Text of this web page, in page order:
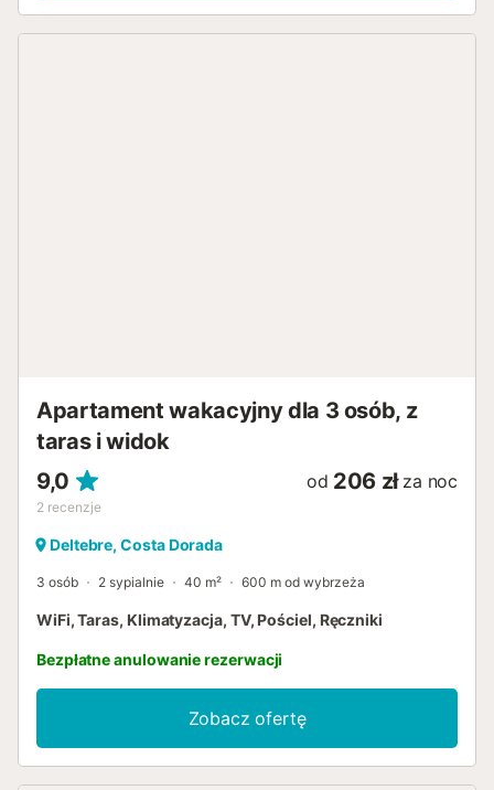
Apartament wakacyjny dla 3 osób, z
taras i widok
9,0
2 recenzje
od 206 zł za noc
Deltebre, Costa Dorada
3 osób 2 sypialnie 40 m² 600 m od wybrzeża
WiFi, Taras, Klimatyzacja, TV, Pościel, Ręczniki
Bezpłatne anulowanie rezerwacji
Zobacz ofertę